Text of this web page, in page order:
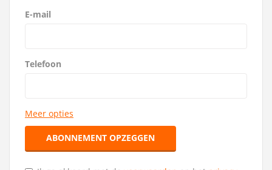
E-mail
Telefoon
Meer opties
ABONNEMENT OPZEGGEN